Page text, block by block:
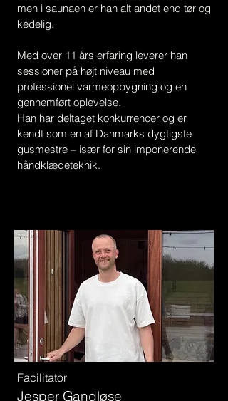
men i saunaen er han alt andet end tør og
kedelig.​
Med over 11 års erfaring leverer han
sessioner på højt niveau med
professionel varmeopbygning og en
gennemført oplevelse.
Han har deltaget konkurrencer og er
kendt som en af Danmarks dygtigste
gusmestre – især for sin imponerende
håndklædeteknik.
Facilitator
Jesper Gandløse